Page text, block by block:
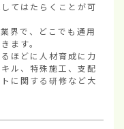
てはたらくことが可
界で、どこでも通用
ます。
ほどに人材育成に力
ル、特殊施工、支配
に関する研修など大